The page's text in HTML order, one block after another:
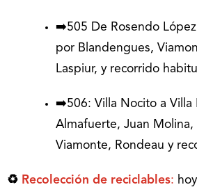
➡️505 De Rosendo
por Blandengues,
Laspiur, y recorrido
➡️506: Villa Nocito a
Almafuerte, Juan Molina,
Viamonte, Rondeau y
♻️ Recolección de reciclables: